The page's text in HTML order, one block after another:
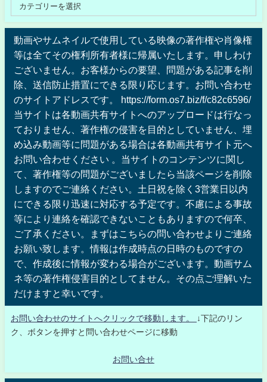
動画やサムネイルで使用している映像の著作権や肖像権
等は全てその権利所有者様に帰属いたします。申しわけ
ございません。お客様からの要望、問題がある記事を削
除、送信防止措置にできる限り応じます。お問い合わせ
のサイトアドレスです。 https://form.os7.biz/f/c82c6596/
当サイトは各動画共有サイトへのアップロードは行なっ
ておりません、著作権の侵害を目的としていません、埋
め込み動画等に問題がある場合は各動画共有サイト元へ
お問い合わせください 。当サイトのコンテンツに関し
て、著作権等の問題がございましたら当該ページを削除
しますのでご連絡ください。土日祝を除く3営業日以内
にできる限り迅速に対応する予定です。不慮による事故
等により連絡を確認できないこともありますので何卒、
ご了承ください。まずはこちらの問い合わせよりご連絡
お願い致します。情報は作成時点の日時のものですの
で、作成後に情報が変わる場合がございます。動画サム
ネ等の著作権侵害目的としてません。その点ご理解いた
だけますと幸いです。
お問い合わせのサイトへクリックで移動します。
↓下記のリン
ク、ボタンを押すと問い合わせページに移動
お問い合せ